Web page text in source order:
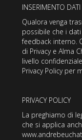
INSERIMENTO
Qualora venga
possibile che i
feedback interno.
di Privacy e Alma
livello
Privacy Policy per
PRIVACY POLICY
La preghiamo di
che si applica